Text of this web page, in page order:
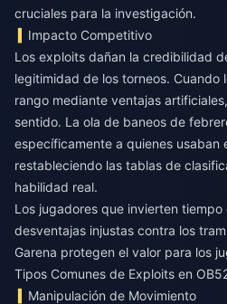
cruciales para la investigación.
Impacto Competitivo
Los exploits dañan la credibilidad
legitimidad de los torneos. Cuando
rango mediante ventajas
sentido. La ola de baneos de
específicamente a quienes usaban
restableciendo las tablas de
habilidad real.
Los jugadores que invierten
desventajas injustas contra los
Garena protegen el valor para los
Tipos Comunes de Exploits en
Manipulación de Movimiento